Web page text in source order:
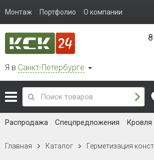
Монтаж Портфолио О компании
Я в Санкт-Петербурге
Распродажа Спецпредложения Кровля
Главная Каталог Герметизация